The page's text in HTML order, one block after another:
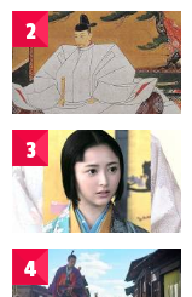
2
3
4